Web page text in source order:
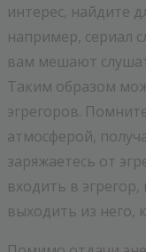
интерес, найдите
например, сериал
вам мешают
Таким образом
эгрегоров.
атмосферой,
заряжаетесь от
входить в
выходить из него,